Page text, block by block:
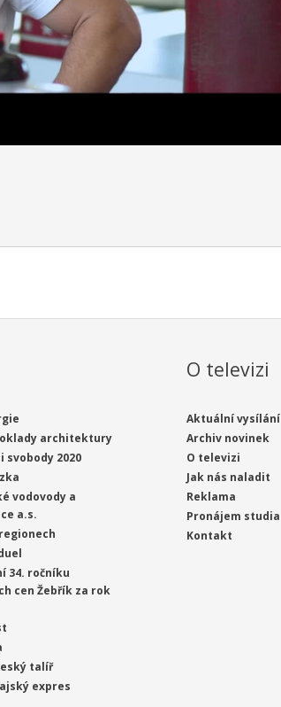
architektury
svobody 2020
vodovody a
a.s.
34. ročníku
cen Žebřík za rok
talíř
expres
O televizi
Aktuální vysílání
Archiv novinek
O televizi
Jak nás naladit
Reklama
Pronájem studia
Kontakt